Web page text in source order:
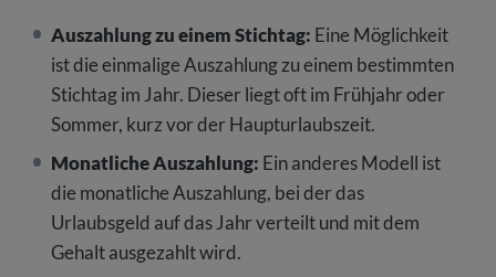
Auszahlung zu einem Stichtag: Eine Möglichkeit
ist die einmalige Auszahlung zu einem bestimmten
Stichtag im Jahr. Dieser liegt oft im Frühjahr oder
Sommer, kurz vor der Haupturlaubszeit.
Monatliche Auszahlung: Ein anderes Modell ist
die monatliche Auszahlung, bei der das
Urlaubsgeld auf das Jahr verteilt und mit dem
Gehalt ausgezahlt wird.